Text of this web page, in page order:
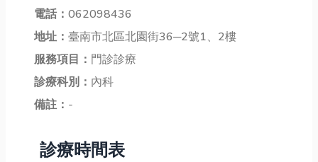
電話： 062098436
地址： 臺南市北區北園街36─2號1、2樓
服務項目： 門診診療
診療科別： 內科
備註： -
診療時間表